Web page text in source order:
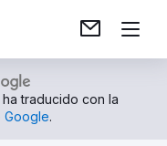
traducido con la
Google.